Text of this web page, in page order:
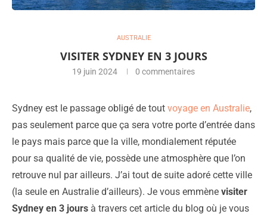
AUSTRALIE
VISITER SYDNEY EN 3 JOURS
19 juin 2024 0 commentaires
Sydney est le passage obligé de tout voyage en Australie,
pas seulement parce que ça sera votre porte d’entrée dans
le pays mais parce que la ville, mondialement réputée
pour sa qualité de vie, possède une atmosphère que l’on
retrouve nul par ailleurs. J’ai tout de suite adoré cette ville
(la seule en Australie d’ailleurs). Je vous emmène visiter
Sydney en 3 jours à travers cet article du blog où je vous